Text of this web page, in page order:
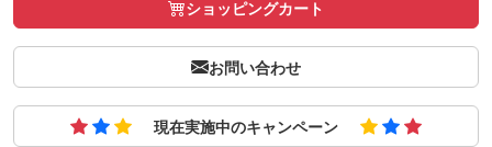
ショッピングカート
お問い合わせ
現在実施中のキャンペーン